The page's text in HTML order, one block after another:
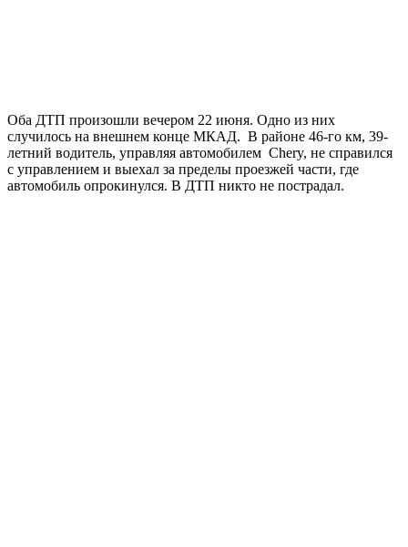
Оба ДТП произошли вечером 22 июня. Одно из них
случилось на внешнем конце МКАД. В районе 46-го км, 39-
летний водитель, управляя автомобилем Chery, не справился
с управлением и выехал за пределы проезжей части, где
автомобиль опрокинулся. В ДТП никто не пострадал.